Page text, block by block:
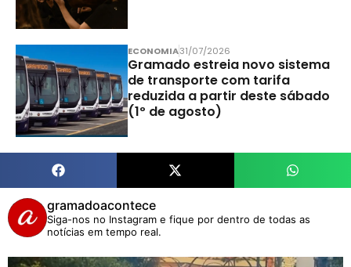
ECONOMIA31/07/2026
Gramado estreia novo sistema
de transporte com tarifa
reduzida a partir deste sábado
(1º de agosto)
gramadoacontece
Siga-nos no Instagram e fique por dentro de todas as
notícias em tempo real.